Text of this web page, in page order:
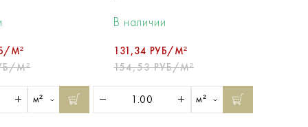
М²
М²
м²
В наличии
131,34 РУБ/М²
154,53 РУБ/М²
м²